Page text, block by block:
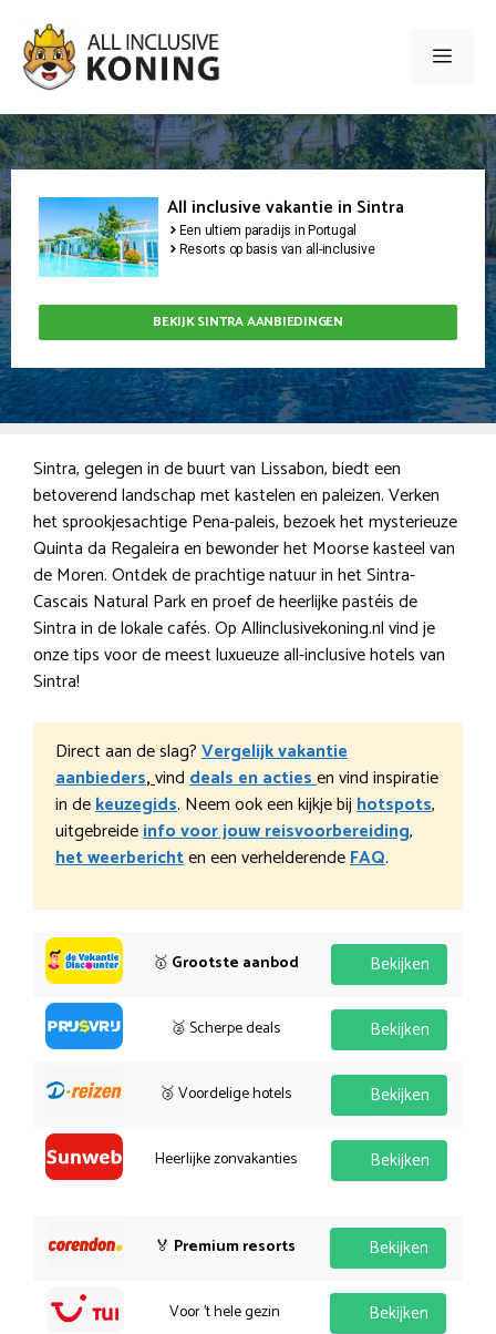
naar
inhoud
Menu
All inclusive vakantie in Sintra
Een ultiem paradijs in Portugal
Resorts op basis van all-inclusive
BEKIJK SINTRA AANBIEDINGEN
Sintra, gelegen in de buurt van Lissabon, biedt een
betoverend landschap met kastelen en paleizen. Verken
het sprookjesachtige Pena-paleis, bezoek het mysterieuze
Quinta da Regaleira en bewonder het Moorse kasteel van
de Moren. Ontdek de prachtige natuur in het Sintra-
Cascais Natural Park en proef de heerlijke pastéis de
Sintra in de lokale cafés. Op Allinclusivekoning.nl vind je
onze tips voor de meest luxueuze all-inclusive hotels van
Sintra!
Direct aan de slag?Vergelijk vakantie
aanbieders,vinddeals en actiesen vind inspiratie
in dekeuzegids. Neem ook een kijkje bijhotspots,
uitgebreideinfo voor jouw reisvoorbereiding,
het weerberichten een verhelderendeFAQ.
🥇 Grootste aanbod Bekijken
🥈 Scherpe deals Bekijken
🥉 Voordelige hotels Bekijken
Heerlijke zonvakanties Bekijken
🏅 Premium resorts Bekijken
Voor 't hele gezin Bekijken